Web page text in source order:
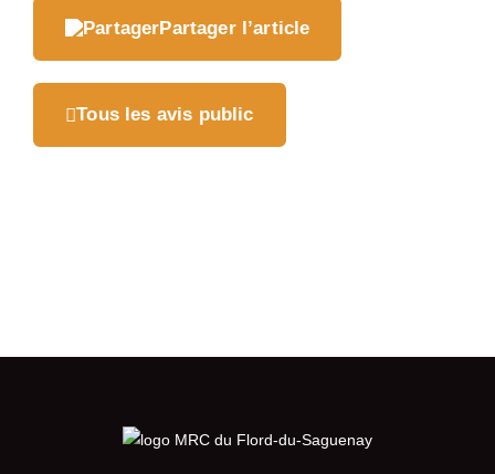
Partager l’article
Tous les avis public